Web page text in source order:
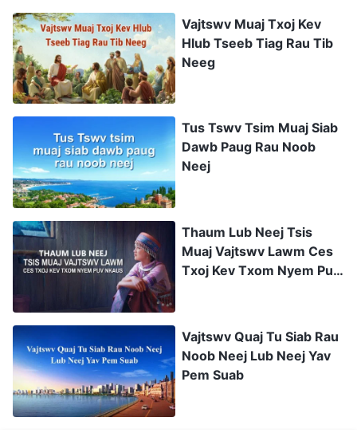
Vajtswv Muaj Txoj Kev
Hlub Tseeb Tiag Rau Tib
Neeg
Tus Tswv Tsim Muaj Siab
Dawb Paug Rau Noob
Neej
Thaum Lub Neej Tsis
Muaj Vajtswv Lawm Ces
Txoj Kev Txom Nyem Puv
Vajtswv Quaj Tu Siab Rau
Noob Neej Lub Neej Yav
Pem Suab